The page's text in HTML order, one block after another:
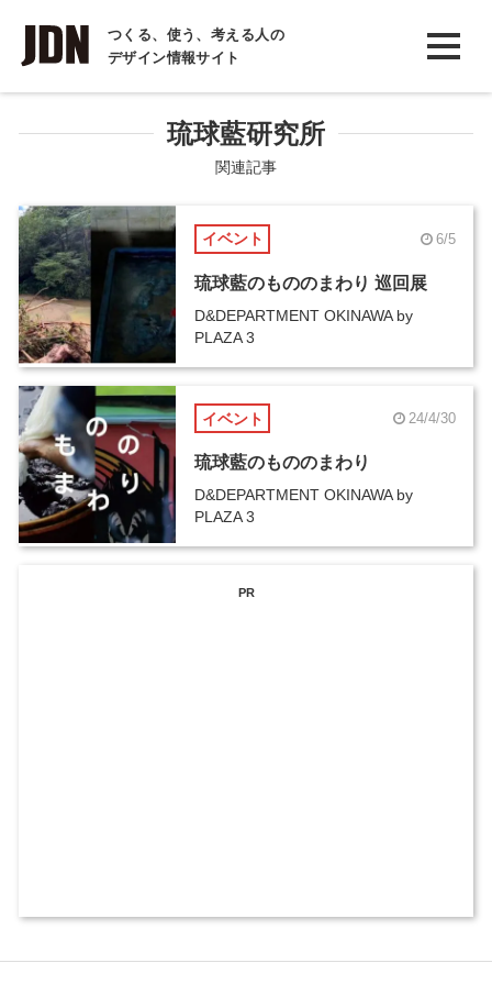
つくる、使う、考える人の
デザイン情報サイト
INTERVIEW
インタビュー
COLUMN
コラム
琉球藍研究所
関連記事
イベント 6/5
琉球藍のもののまわり 巡回展
D&DEPARTMENT OKINAWA by
PLAZA 3
イベント 24/4/30
琉球藍のもののまわり
D&DEPARTMENT OKINAWA by
PLAZA 3
PR